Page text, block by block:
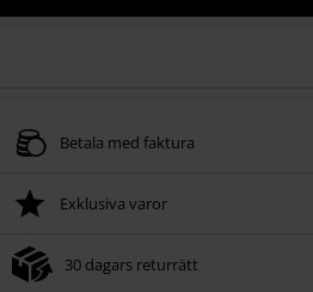
Betala med faktura
Exklusiva varor
30 dagars returrätt